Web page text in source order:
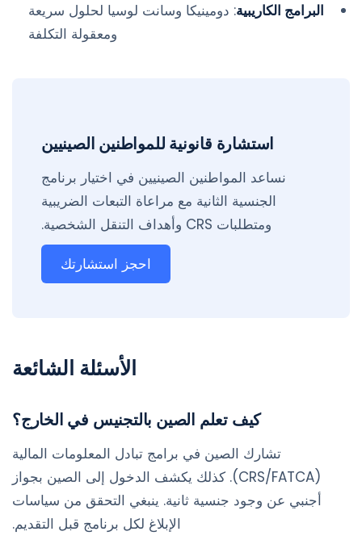
البرامج الكاريبية: دومينيكا وسانت لوسيا لحلول سريعة
ومعقولة التكلفة
استشارة قانونية للمواطنين الصينيين
نساعد المواطنين الصينيين في اختيار برنامج
الجنسية الثانية مع مراعاة التبعات الضريبية
ومتطلبات CRS وأهداف التنقل الشخصية.
احجز استشارتك
الأسئلة الشائعة
كيف تعلم الصين بالتجنيس في الخارج؟
تشارك الصين في برامج تبادل المعلومات المالية
(CRS/FATCA). كذلك يكشف الدخول إلى الصين بجواز
أجنبي عن وجود جنسية ثانية. ينبغي التحقق من سياسات
الإبلاغ لكل برنامج قبل التقديم.